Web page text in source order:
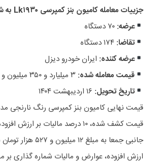
جزییات معامله کامیون بنز کمپرسی Lk۱۹۳۰ به شرح زیر است:
عرضه:۷۰ دستگاه
تقاضا:۱۷۴ دستگاه
عرضه کننده: ایران خودرو دیزل
قیمت معامله شده:
تاریخ تحویل:
قیمت کشف شده، ۱۰ درصد مالیات بر
جانبی جمعا به مبلغ ۱۲
ارزش افزوده، عوارض و مالیات شماره گذاری بر